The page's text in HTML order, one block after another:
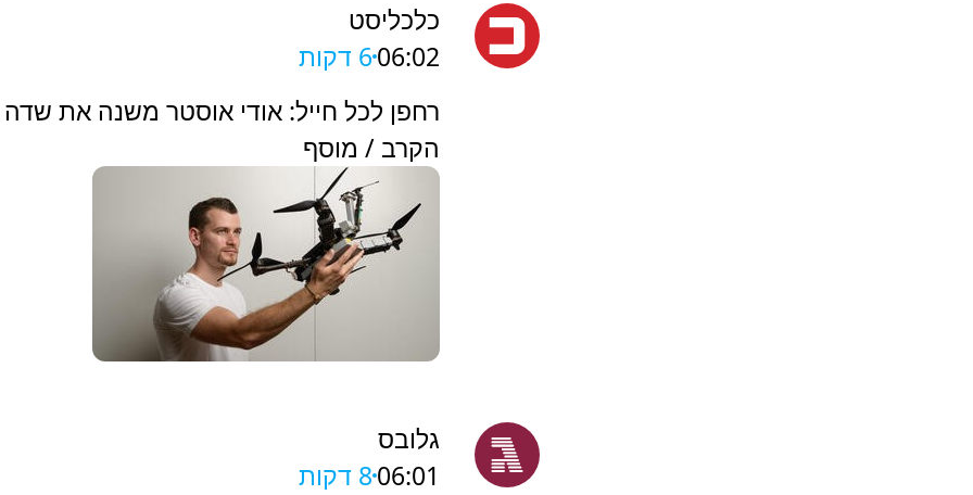
כלכליסט
06:026 דקות
רחפן לכל חייל: אודי אוסטר משנה את שדה
הקרב / מוסף
גלובס
06:018 דקות